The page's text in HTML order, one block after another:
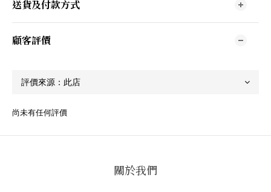
送貨及付款方式
顧客評價
尚未有任何評價
關於我們